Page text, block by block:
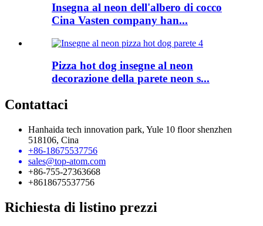
Insegna al neon dell'albero di cocco
Cina Vasten company han...
Pizza hot dog insegne al neon
decorazione della parete neon s...
Contattaci
Hanhaida tech innovation park, Yule 10 floor shenzhen
518106, Cina
+86-18675537756
sales@top-atom.com
+86-755-27363668
+8618675537756
Richiesta di listino prezzi